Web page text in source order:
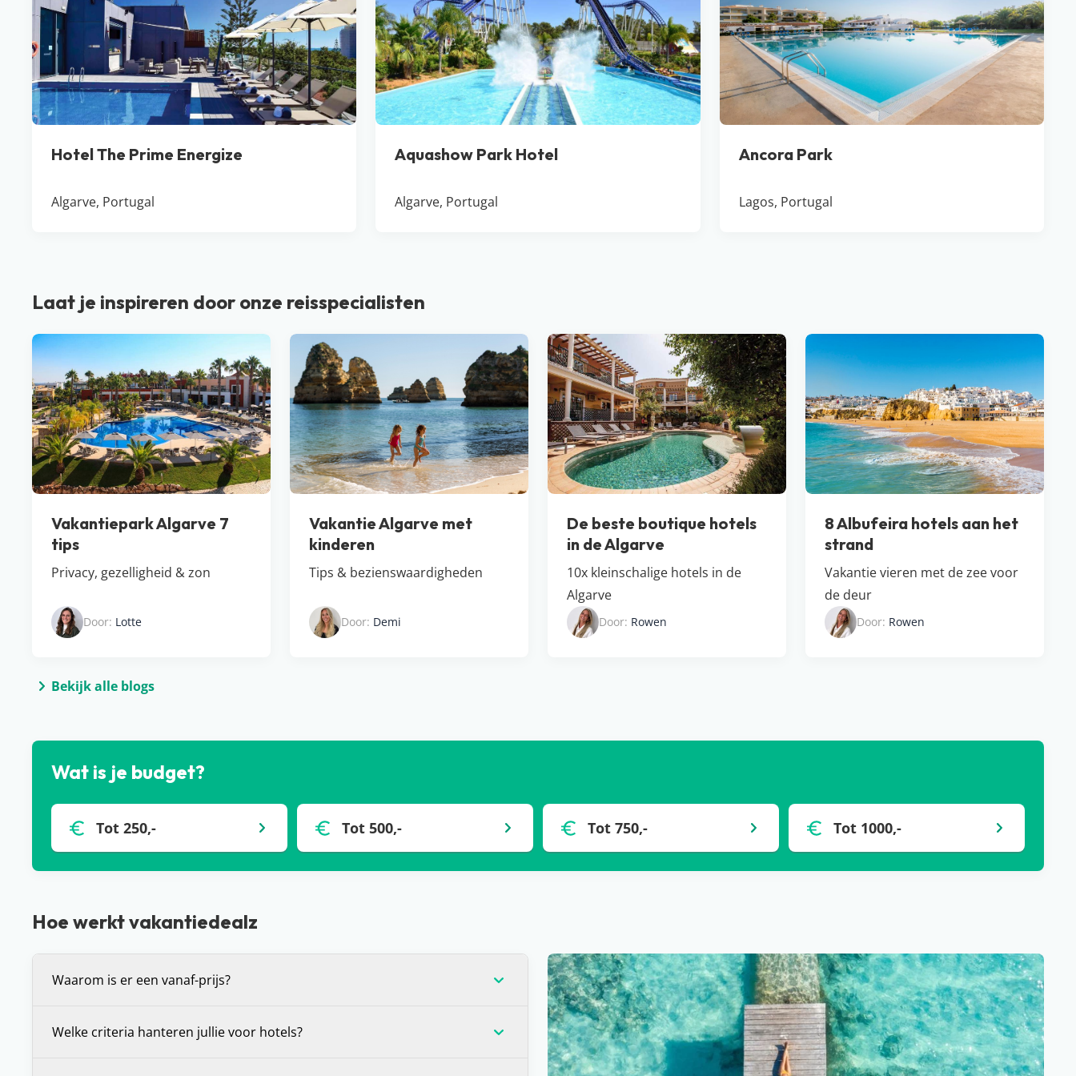
Hotel The Prime Energize
Algarve, Portugal
Aquashow Park Hotel
Algarve, Portugal
Ancora Park
Lagos, Portugal
Laat je inspireren door onze reisspecialisten
Vakantiepark Algarve 7
tips
Privacy, gezelligheid & zon
Door: Lotte
Vakantie Algarve met
kinderen
Tips & bezienswaardigheden
Door: Demi
De beste boutique hotels
in de Algarve
10x kleinschalige hotels in de
Algarve
Door: Rowen
8 Albufeira hotels aan het
strand
Vakantie vieren met de zee voor
de deur
Door: Rowen
Bekijk alle blogs
Wat is je budget?
Tot 250,- Tot 500,- Tot 750,- Tot 1000,-
Hoe werkt vakantiedealz
Waarom is er een vanaf-prijs?
prijs voor de vakantie die je voor je ziet. Dit is (in veel gevallen) voor één
Welke criteria hanteren jullie voor hotels?